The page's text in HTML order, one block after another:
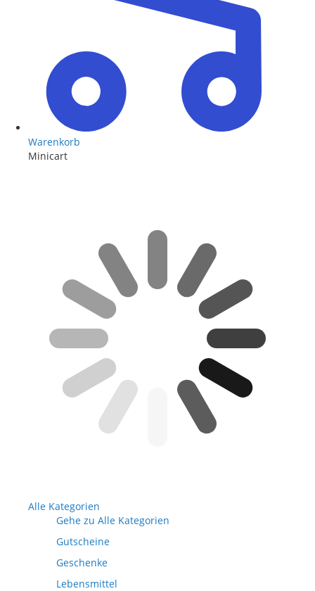
Warenkorb
Minicart
Alle Kategorien
Gehe zu Alle Kategorien
Gutscheine
Geschenke
Lebensmittel